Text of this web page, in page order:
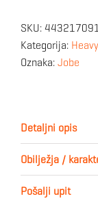
SKU: 443217091
Kategorija:
Oznaka: Jobe
Detaljni opis
Obilježja /
Pošalji upit